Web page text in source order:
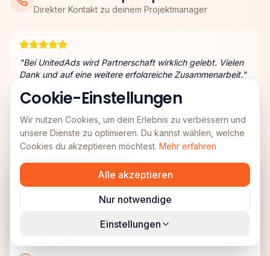
Direkter Kontakt zu deinem Projektmanager
"Bei UnitedAds wird Partnerschaft wirklich gelebt. Vielen
Dank und auf eine weitere erfolgreiche Zusammenarbeit."
Martin Heimburger
Angebot anfordern Termin buchen
Wofür möchtest du ein Angebot?
Cookie-Einstellungen
Wir nutzen Cookies, um dein Erlebnis zu verbessern und
unsere Dienste zu optimieren. Du kannst wählen, welche
Cookies du akzeptieren möchtest. Mehr erfahren
Alle akzeptieren
Nur notwendige
Einstellungen